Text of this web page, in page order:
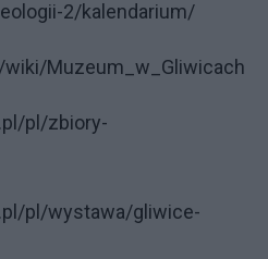
2/kalendarium/
Muzeum_w_Gliwicach
pl/zbiory-
pl/wystawa/gliwice-